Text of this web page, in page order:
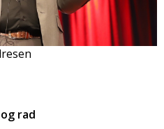
rad